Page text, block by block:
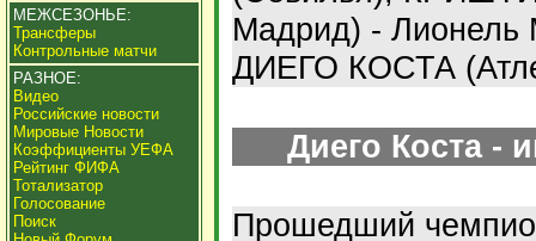
МЕЖСЕЗОНЬЕ:
Трансферы
Контрольные матчи
РАЗНОЕ:
Видео
Российские новости
Мировые Новости
Коэффициенты УЕФА
Рейтинг ФИФА
Тотализатор
Голосование
Поиск
Мадрид) -
ДИЕГО КОСТА
Диего Коста -
Прошедший